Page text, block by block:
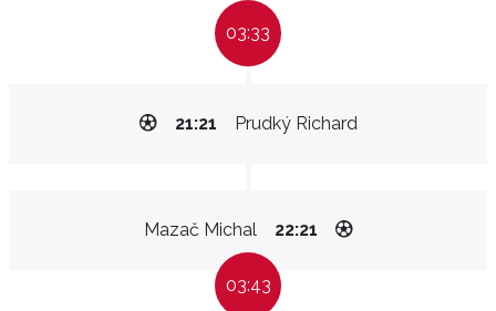
03:33
Prudký Richard
21:21
Mazač Michal 22:21
03:43